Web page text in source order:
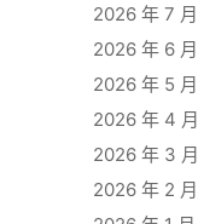
2026 年 7 月
2026 年 6 月
2026 年 5 月
2026 年 4 月
2026 年 3 月
2026 年 2 月